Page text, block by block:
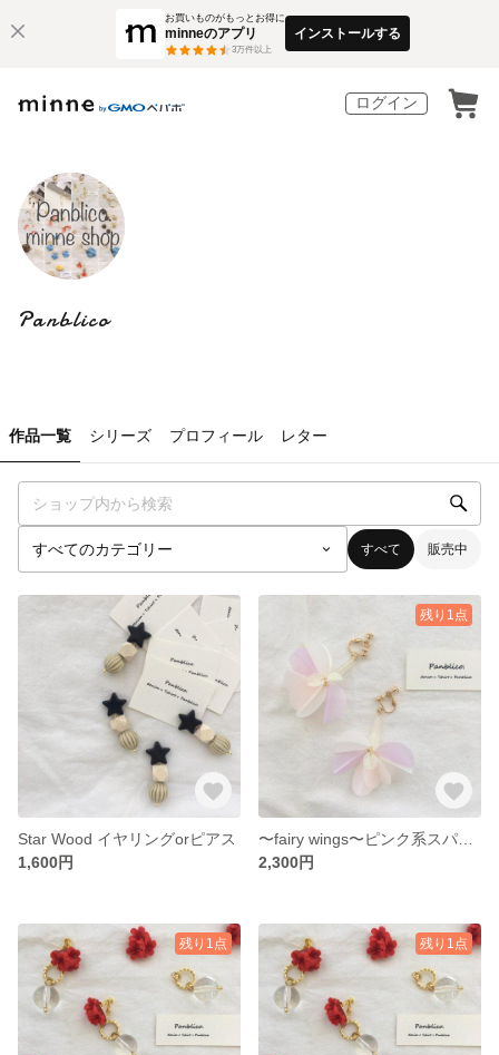
お買いものがもっとお得に
minneのアプリ
3万件以上
インストールする
ログイン
Panblico
作品一覧 シリーズ プロフィール レター
すべて 販売中
Star Wood イヤリングorピアス
1,600円
残り1点
2,300円
残り1点 残り1点